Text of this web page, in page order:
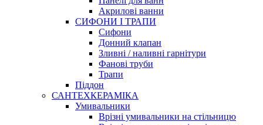
Акрилові ванни
СИФОНИ І ТРАПИ
Сифони
Донний клапан
Зливні / наливні гарнітури
Фанові труби
Трапи
Піддон
САНТЕХКЕРАМІКА
Умивальники
Врізні умивальники на стільницю